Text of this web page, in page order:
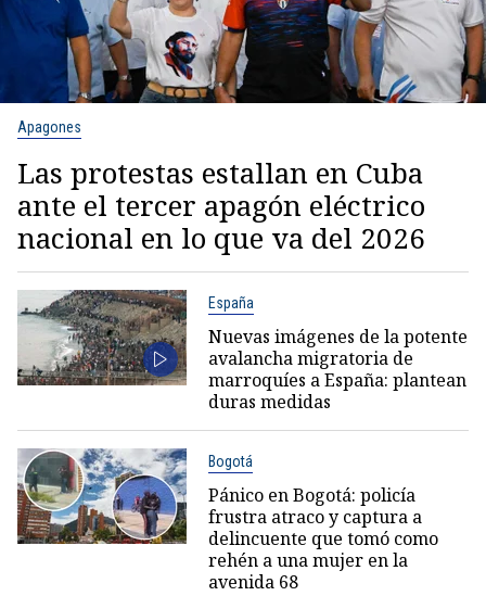
Apagones
Las protestas estallan en Cuba
ante el tercer apagón eléctrico
nacional en lo que va del 2026
España
Nuevas imágenes de la potente
avalancha migratoria de
marroquíes a España: plantean
duras medidas
Bogotá
Pánico en Bogotá: policía
frustra atraco y captura a
delincuente que tomó como
rehén a una mujer en la
avenida 68